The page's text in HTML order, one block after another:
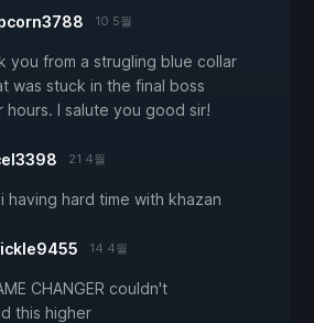
10 5월
you from a strugling blue collar
was stuck in the final boss
hours. I salute you good sir!
21 4월
having hard time with khazan
14 4월
CHANGER couldn't
this higher